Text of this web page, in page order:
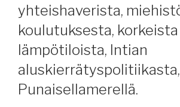
yhteishaverista,
koulutuksesta, korkeista
lämpötiloista, Intian
Punaisellamerellä.